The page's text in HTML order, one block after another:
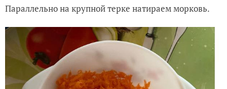
Параллельно на крупной терке натираем морковь.